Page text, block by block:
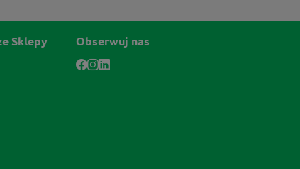
Sklepy Obserwuj nas